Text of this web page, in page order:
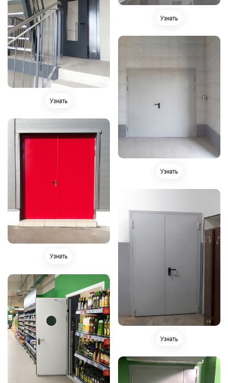
Для баров, ресторанов и кафе
Для салонов красоты и парикмахерских
Для детского сада Для лаборатории
Стандартные металлические Для гостиниц
Для многоквартирных жилых домов
С отделкой Для прачечной
С нажимной ручкой С двумя замками
Для спортивных и тренажерных залов
Для муниципальных зданий
Для тамбур-шлюзов
Узнать
Узнать
Узнать
Узнать
Узнать